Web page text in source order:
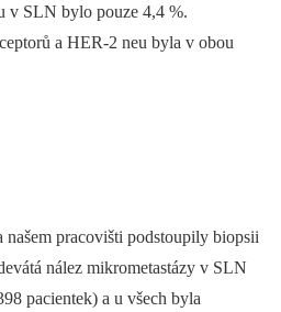
v SLN bylo pouze 4,4 %.
a HER-2 neu byla v obou
našem pracovišti podstoupily biopsii
nález mikrometastázy v SLN
pacientek) a u všech byla